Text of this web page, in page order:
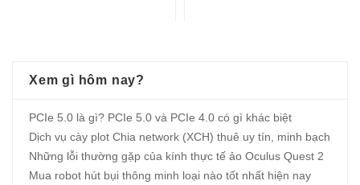
Xem gì hôm nay?
PCIe 5.0 là gì? PCIe 5.0 và PCIe 4.0 có gì khác biệt
Dịch vụ cày plot Chia network (XCH) thuê uy tín, minh bạch
Những lỗi thường gặp của kính thực tế ảo Oculus Quest 2
Mua robot hút bụi thông minh loại nào tốt nhất hiện nay